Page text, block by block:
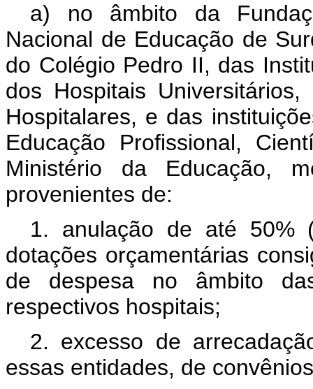
a) no âmbito da
Nacional de Educação de
do Colégio Pedro II, das
dos Hospitais
Hospitalares, e das
Educação Profissional,
Ministério da Educação,
provenientes de:
1. anulação de até 50%
dotações orçamentárias
de despesa no âmbito
respectivos hospitais;
2. excesso de
essas entidades, de